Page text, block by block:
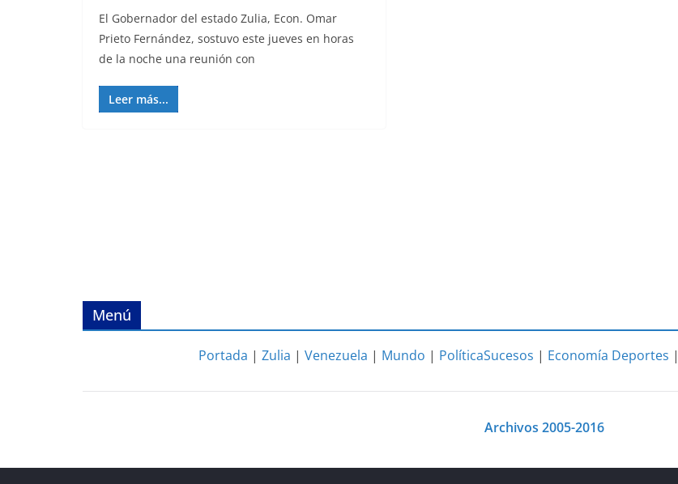
El Gobernador del estado Zulia, Econ. Omar
Prieto Fernández, sostuvo este jueves en horas
de la noche una reunión con
Leer más...
Menú
Portada | Zulia | Venezuela | Mundo | PolíticaSucesos | Economía Deportes |
Archivos 2005-2016